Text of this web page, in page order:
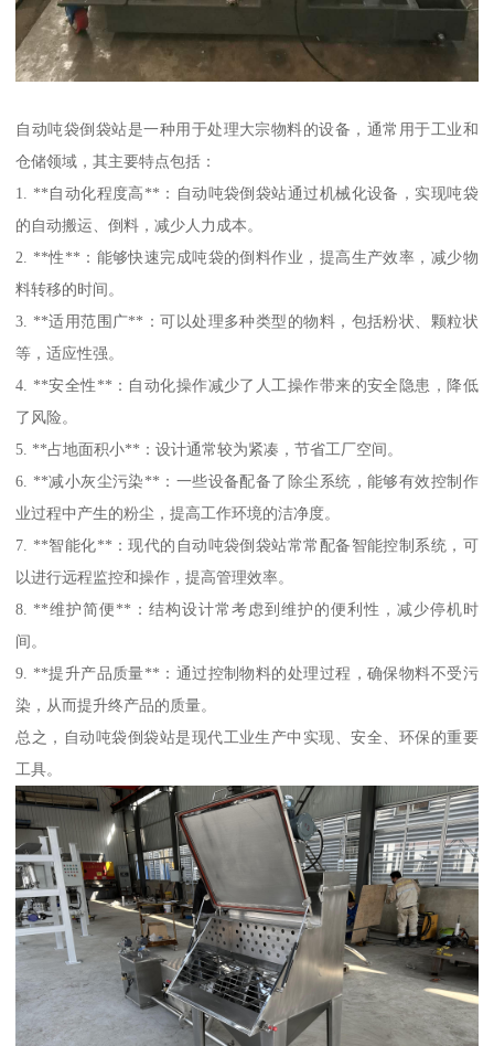
自动吨袋倒袋站是一种用于处理大宗物料的设备，通常用于工业和
仓储领域，其主要特点包括：
1. **自动化程度高**：自动吨袋倒袋站通过机械化设备，实现吨袋
的自动搬运、倒料，减少人力成本。
2. **性**：能够快速完成吨袋的倒料作业，提高生产效率，减少物
料转移的时间。
3. **适用范围广**：可以处理多种类型的物料，包括粉状、颗粒状
等，适应性强。
4. **安全性**：自动化操作减少了人工操作带来的安全隐患，降低
了风险。
5. **占地面积小**：设计通常较为紧凑，节省工厂空间。
6. **减小灰尘污染**：一些设备配备了除尘系统，能够有效控制作
业过程中产生的粉尘，提高工作环境的洁净度。
7. **智能化**：现代的自动吨袋倒袋站常常配备智能控制系统，可
以进行远程监控和操作，提高管理效率。
8. **维护简便**：结构设计常考虑到维护的便利性，减少停机时
间。
9. **提升产品质量**：通过控制物料的处理过程，确保物料不受污
染，从而提升终产品的质量。
总之，自动吨袋倒袋站是现代工业生产中实现、安全、环保的重要
工具。